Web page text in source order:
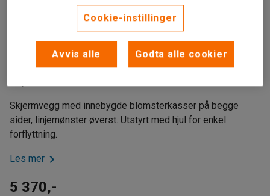
Liknende produkter
Levers med kunstige vekster
Dekorere og deler opp
Skjermvegg med innebygde blomsterkasser på begge
sider, linjemønster øverst. Utstyrt med hjul for enkel
forflyttning.
Les mer
5 370,-
Cookie-instillinger
Avvis alle Godta alle cookier